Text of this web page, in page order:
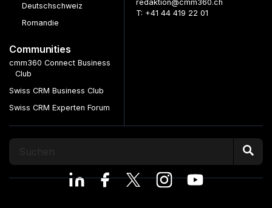
Deutschschweiz
Romandie
Communities
cmm360 Connect Business
Club
Swiss CRM Business Club
Swiss CRM Experten Forum
redaktion@cmm360.ch
T: +41 44 419 22 01